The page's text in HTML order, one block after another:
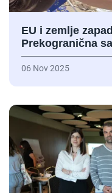
EU i zemlje
Prekogranična
06 Nov 2025